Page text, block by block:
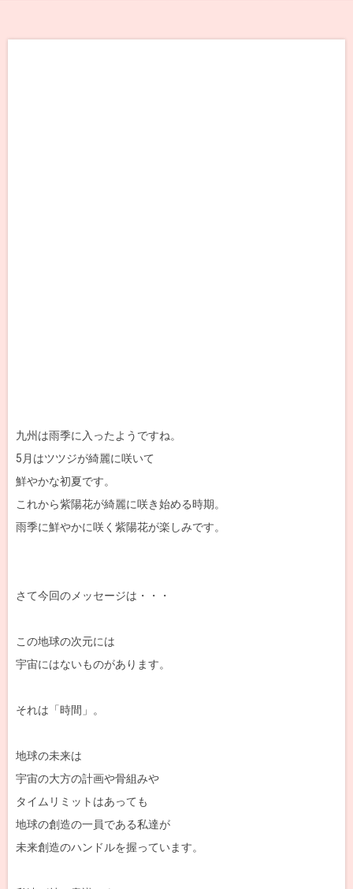
九州は雨季に入ったようですね。
5月はツツジが綺麗に咲いて
鮮やかな初夏です。
これから紫陽花が綺麗に咲き始める時期。
雨季に鮮やかに咲く紫陽花が楽しみです。
さて今回のメッセージは・・・
この地球の次元には
宇宙にはないものがあります。
それは「時間」。
地球の未来は
宇宙の大方の計画や骨組みや
タイムリミットはあっても
地球の創造の一員である私達が
未来創造のハンドルを握っています。